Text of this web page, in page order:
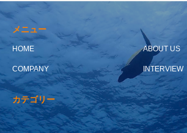
メニュー
HOME ABOUT US
COMPANY INTERVIEW
カテゴリー